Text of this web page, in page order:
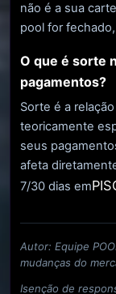
não é a sua
pool for
O que é sorte
pagamentos?
Sorte é a
teoricamente
seus
afeta
7/30 dias em
Autor: Equipe
mudanças do
Isenção de